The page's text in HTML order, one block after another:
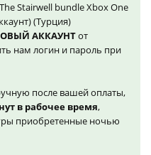
Stairwell bundle Xbox One
(Турция)
АККАУНТот
нам логин и пароль при
после вашей оплаты,
в рабочее время,
приобретенные ночью